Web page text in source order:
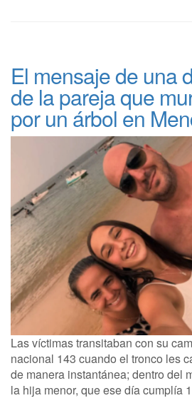
El mensaje de una
de la pareja que
por un árbol en
Las víctimas transitaban con su
nacional 143 cuando el tronco les
de manera instantánea; dentro del
la hija menor, que ese día cumplía